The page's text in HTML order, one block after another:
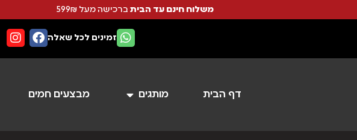
משלוח חינם עד הבית ברכישה מעל 599₪
זמינים לכל שאלה
דף הבית מותגים מבצעים חמים